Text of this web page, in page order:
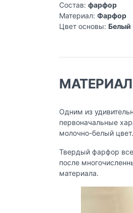
Состав: фарфор
Материал: Фарфор
Цвет основы: Белый
МАТЕРИАЛ
Одним из
первоначальные
молочно-белый
Твердый фарфор
после
материала.